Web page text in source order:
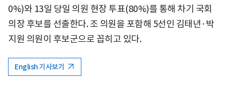
0%)와 13일 당일 의원 현장 투표(80%)를 통해 차기 국회
의장 후보를 선출한다. 조 의원을 포함해 5선인 김태년·박
지원 의원이 후보군으로 꼽히고 있다.
English 기사보기